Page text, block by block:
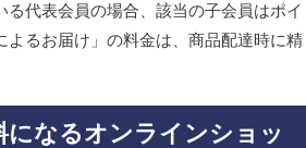
代表会員の場合、該当の子会員はポイ
るお届け」の料金は、商品配達時に精
になるオンラインショッ